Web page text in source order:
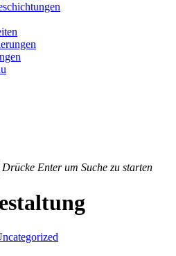
Drücke Enter um Suche zu starten